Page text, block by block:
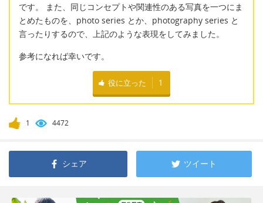
です。 また、同じコンセプトや関連性のある写真を一つにま
とめたものを、photo series とか、photography series と
言ったりするので、上記のような表現をしてみました。
参考になれば幸いです。
役に立った 1
1 4472
シェア ツイート